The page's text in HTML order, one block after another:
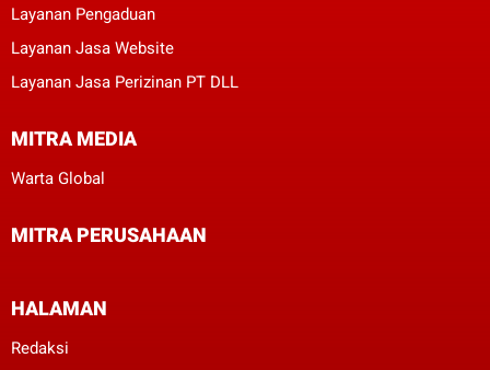
Layanan Pengaduan
Layanan Jasa Website
Layanan Jasa Perizinan PT DLL
MITRA MEDIA
Warta Global
MITRA PERUSAHAAN
HALAMAN
Redaksi